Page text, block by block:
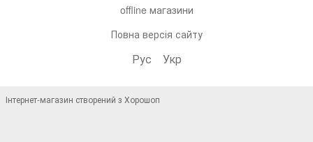
offline магазини
Повна версія сайту
Рус Укр
Інтернет-магазин створений з Хорошоп